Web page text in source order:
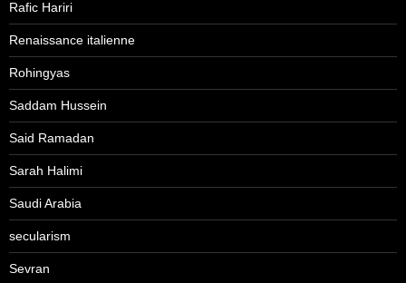
Rafic Hariri
Renaissance italienne
Rohingyas
Saddam Hussein
Said Ramadan
Sarah Halimi
Saudi Arabia
secularism
Sevran